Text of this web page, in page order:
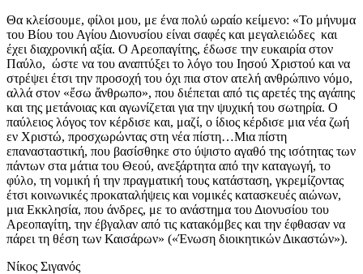
Θα κλείσουμε, φίλοι μου, με ένα πολύ ωραίο κείμενο: «Το μήνυμα
του Βίου του Αγίου Διονυσίου είναι σαφές και μεγαλειώδες και
έχει διαχρονική αξία. Ο Αρεοπαγίτης, έδωσε την ευκαιρία στον
Παύλο, ώστε να του αναπτύξει το λόγο του Ιησού Χριστού και να
στρέψει έτσι την προσοχή του όχι πια στον ατελή ανθρώπινο νόμο,
αλλά στον «ἔσω ἄνθρωπο», που διέπεται από τις αρετές της αγάπης
και της μετάνοιας και αγωνίζεται για την ψυχική του σωτηρία. Ο
παύλειος λόγος τον κέρδισε και, μαζί, ο ίδιος κέρδισε μια νέα ζωή
εν Χριστώ, προσχωρώντας στη νέα πίστη…Μια πίστη
επανασταστική, που βασίσθηκε στο ύψιστο αγαθό της ισότητας των
πάντων στα μάτια του Θεού, ανεξάρτητα από την καταγωγή, το
φύλο, τη νομική ή την πραγματική τους κατάσταση, γκρεμίζοντας
έτσι κοινωνικές προκαταλήψεις και νομικές κατασκευές αιώνων,
μια Εκκλησία, που άνδρες, με το ανάστημα του Διονυσίου του
Αρεοπαγίτη, την έβγαλαν από τις κατακόμβες και την έφθασαν να
πάρει τη θέση των Καισάρων» («Ένωση διοικητικών Δικαστών»).
Νίκος Σιγανός